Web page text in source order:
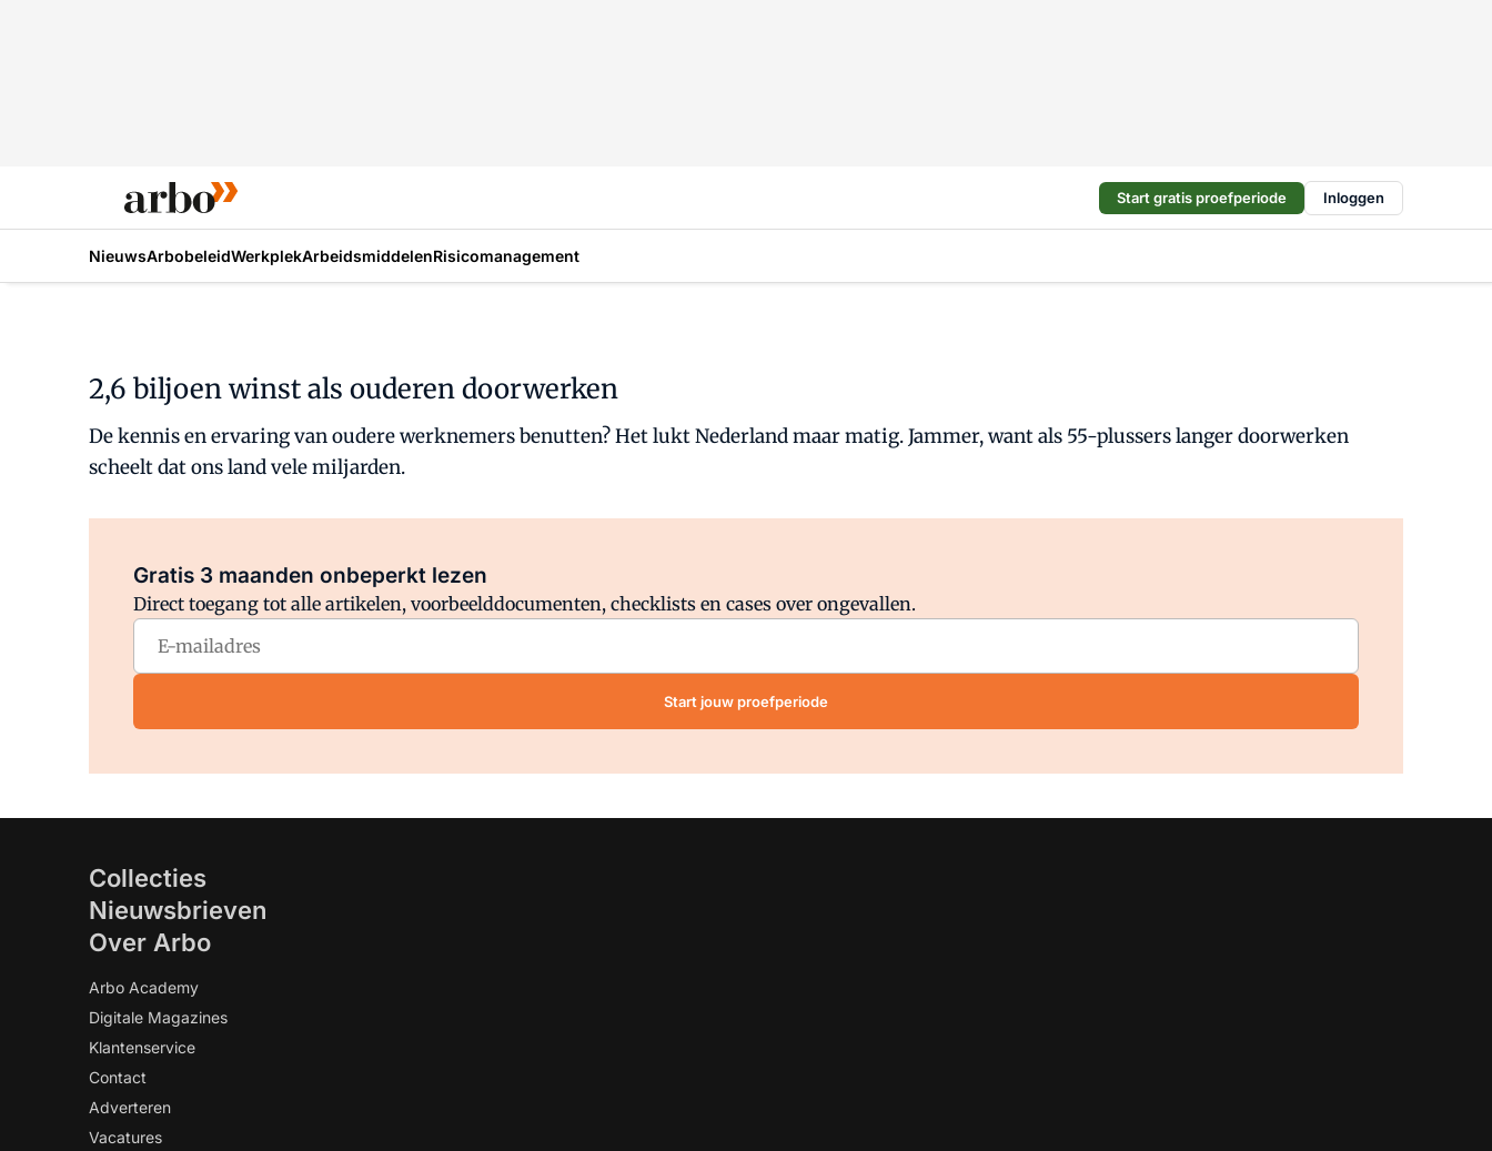
Start gratis proefperiode Inloggen
NieuwsArbobeleidWerkplekArbeidsmiddelenRisicomanagement
2,6 biljoen winst als ouderen doorwerken
De kennis en ervaring van oudere werknemers benutten? Het lukt Nederland maar matig. Jammer, want als 55-plussers langer doorwerken
scheelt dat ons land vele miljarden.
Gratis 3 maanden onbeperkt lezen
Direct toegang tot alle artikelen, voorbeelddocumenten, checklists en cases over ongevallen.
Start jouw proefperiode
Collecties
Nieuwsbrieven
Over Arbo
Arbo Academy
Digitale Magazines
Klantenservice
Contact
Adverteren
Vacatures